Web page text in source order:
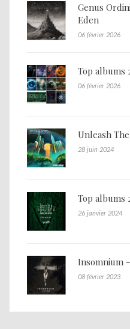
Genus
Eden
06 février 2026
Top albums
06 février 2026
Unleash
28 juin 2024
Top albums
26 janvier 2024
Insomnium -
08 février 2023